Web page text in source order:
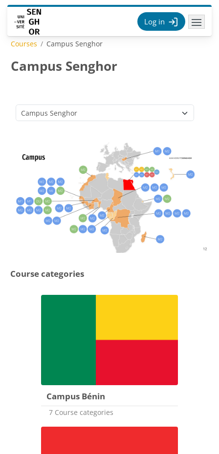
Skip to main content
Log in
Courses Campus Senghor
Campus Senghor
Course categories
Campus Bénin
7 Course categories